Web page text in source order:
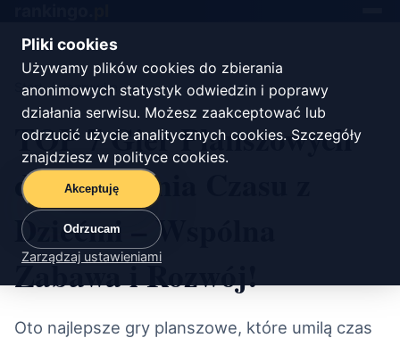
Pliki cookies
Używamy plików cookies do zbierania
anonimowych statystyk odwiedzin i poprawy
działania serwisu. Możesz zaakceptować lub
odrzucić użycie analitycznych cookies. Szczegóły
znajdziesz w polityce cookies.
Akceptuję
Odrzucam
Zarządzaj ustawieniami
Start/rozrywka
TOP 7 Gier Planszowych
do Spędzania Czasu z
Dziećmi – Wspólna
Zabawa i Rozwój!
Oto najlepsze gry planszowe, które umilą czas